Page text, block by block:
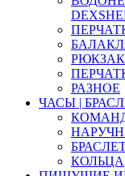
РАЗНОЕ
ЧАСЫ |
КОЛЬЦА